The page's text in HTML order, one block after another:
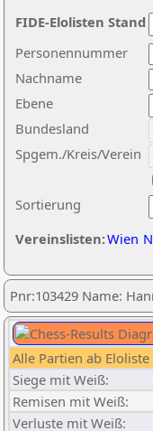
Nachname
Ebene
Sortierung
Personennummer
Bundesland
Spgem./Kreis/Verein
Vereinslisten:Wien
FIDE-Elolisten Stand
Pnr:103429 Name:
Alle Partien ab Eloliste
Siege mit Weiß:
Remisen mit Weiß:
Verluste mit Weiß: